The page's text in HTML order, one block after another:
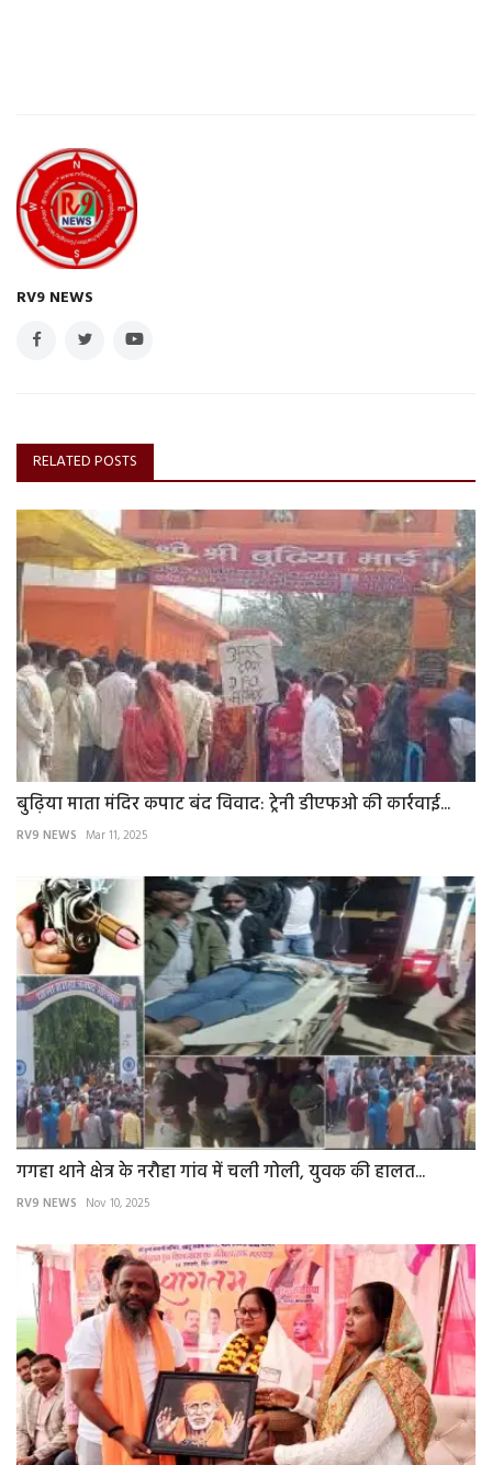
RV9 NEWS
RELATED POSTS
बुढ़िया माता मंदिर कपाट बंद विवाद: ट्रेनी डीएफओ की कार्रवाई...
RV9 NEWS Mar 11, 2025
गगहा थाने क्षेत्र के नरौहा गांव में चली गोली, युवक की हालत...
RV9 NEWS Nov 10, 2025